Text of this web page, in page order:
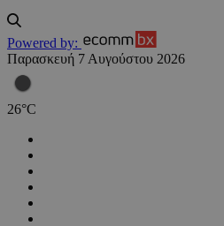
Powered by:
Παρασκευή 7 Αυγούστου 2026
26°C